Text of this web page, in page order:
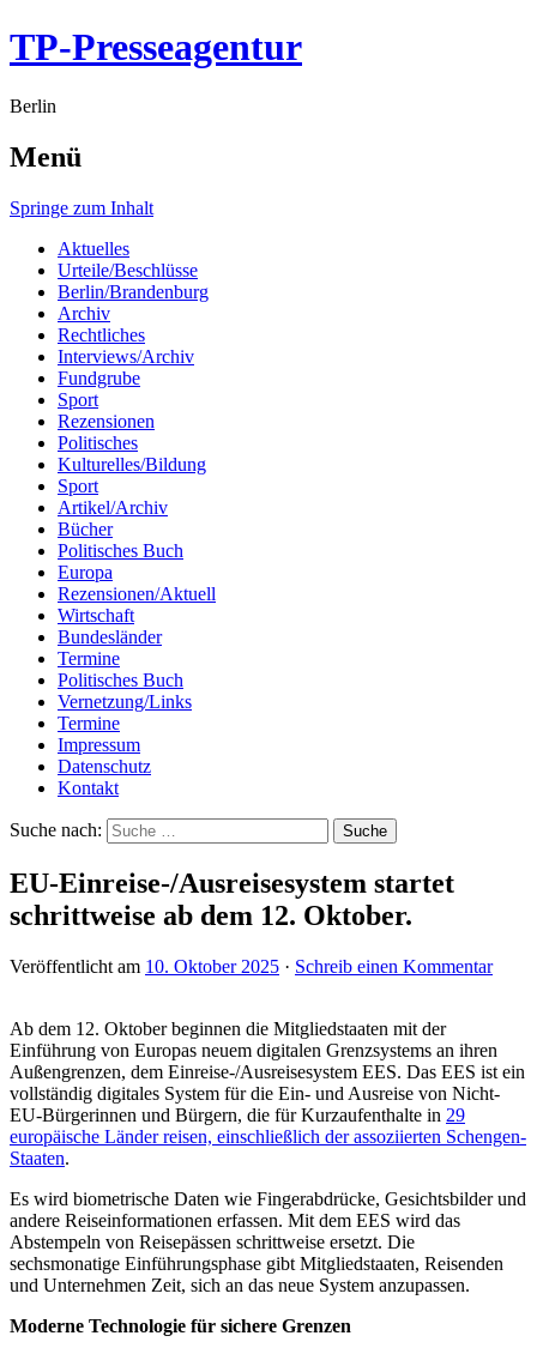
TP-Presseagentur
Berlin
Menü
Springe zum Inhalt
Aktuelles
Urteile/Beschlüsse
Berlin/Brandenburg
Archiv
Rechtliches
Interviews/Archiv
Fundgrube
Sport
Rezensionen
Politisches
Kulturelles/Bildung
Sport
Artikel/Archiv
Bücher
Politisches Buch
Europa
Rezensionen/Aktuell
Wirtschaft
Bundesländer
Termine
Politisches Buch
Vernetzung/Links
Termine
Impressum
Datenschutz
Kontakt
Suche nach:
EU-Einreise-/Ausreisesystem startet
schrittweise ab dem 12. Oktober.
Veröffentlicht am 10. Oktober 2025 · Schreib einen Kommentar
Ab dem 12. Oktober beginnen die Mitgliedstaaten mit der
Einführung von Europas neuem digitalen Grenzsystems an ihren
Außengrenzen, dem Einreise-/Ausreisesystem EES. Das EES ist ein
vollständig digitales System für die Ein- und Ausreise von Nicht-
EU-Bürgerinnen und Bürgern, die für Kurzaufenthalte in 29
europäische Länder reisen, einschließlich der assoziierten Schengen-
Staaten.
Es wird biometrische Daten wie Fingerabdrücke, Gesichtsbilder und
andere Reiseinformationen erfassen. Mit dem EES wird das
Abstempeln von Reisepässen schrittweise ersetzt. Die
sechsmonatige Einführungsphase gibt Mitgliedstaaten, Reisenden
und Unternehmen Zeit, sich an das neue System anzupassen.
Moderne Technologie für sichere Grenzen